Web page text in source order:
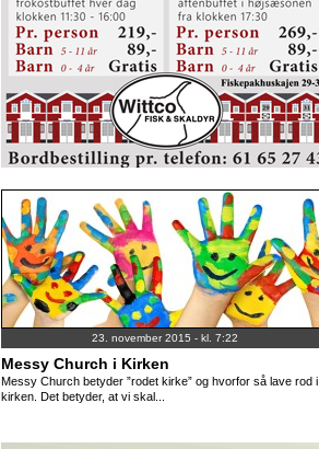
23. november 2015 - kl. 7:22
Messy Church i Kirken
Messy Church betyder ”rodet kirke” og hvorfor så lave rod i
kirken. Det betyder, at vi skal...